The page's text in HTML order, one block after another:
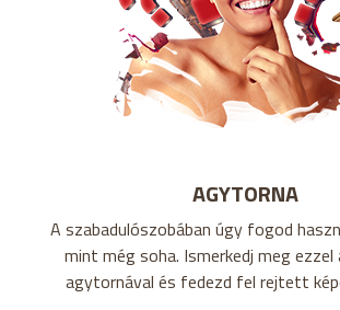
AGYTORNA
A szabadulószobában úgy fogod
mint még soha. Ismerkedj meg ezzel
agytornával és fedezd fel rejtett